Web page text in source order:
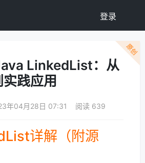
登录
原创
LinkedList：从
践应用
年04月28日 07:31 阅读 639
详解（附源